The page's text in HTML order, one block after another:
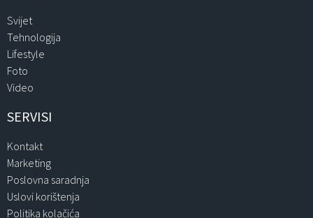
Svijet
Tehnologija
Lifestyle
Foto
Video
SERVISI
Kontakt
Marketing
Poslovna saradnja
Uslovi korištenja
Politika kolačića